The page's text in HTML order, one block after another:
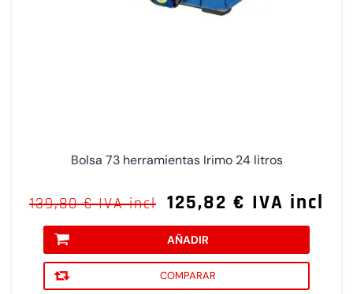
Bolsa 73 herramientas Irimo 24 litros
139,80 € IVA incl 125,82 € IVA incl
AÑADIR
COMPARAR